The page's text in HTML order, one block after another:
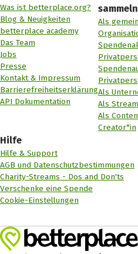
Was ist betterplace.org?
Blog & Neuigkeiten
betterplace academy
Das Team
Jobs
Presse
Kontakt & Impressum
Barrierefreiheitserklärung
API Dokumentation
sammeln
Als
Als
Als
Als
Creator*in
Hilfe
Hilfe & Support
AGB und Datenschutzbestimmungen
Charity-Streams - Dos and Don'ts
Verschenke eine Spende
Cookie-Einstellungen